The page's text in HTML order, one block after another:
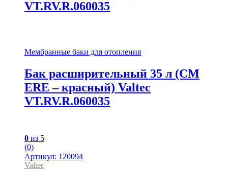
VT.RV.R.060035
Мембранные баки для отопления
Бак расширительный 35 л (СМ
ERE – красный) Valtec
VT.RV.R.060035
0 из 5
(0)
Артикул: 120094
Valtec